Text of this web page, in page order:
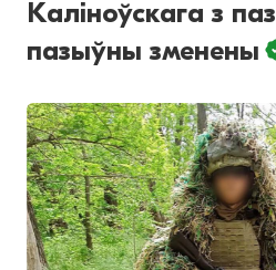
Каліноўскага з
пазыўны зменены